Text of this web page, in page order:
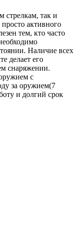
стрелкам, так и
активного
тем, кто часто
Наличие всех
делает его
снаряжении.
с
за оружием(7
и долгий срок